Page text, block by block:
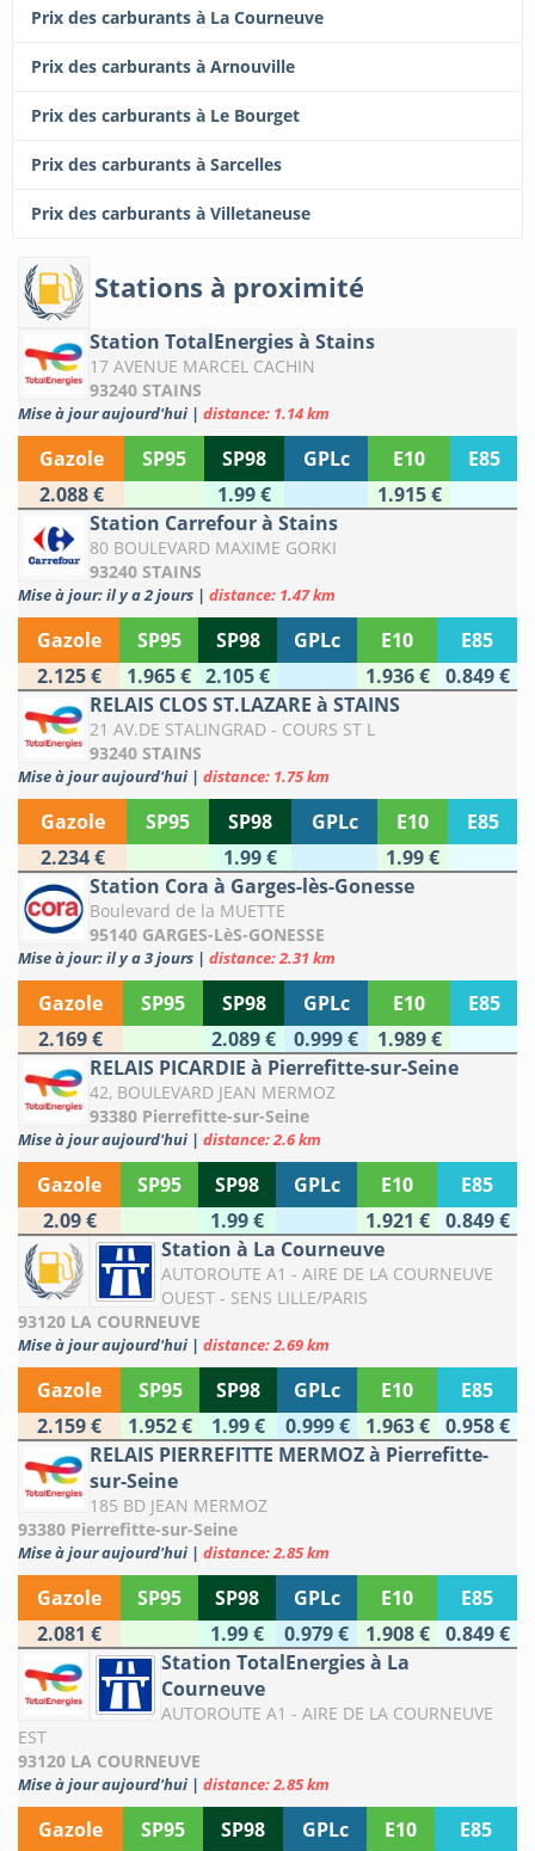
Prix des carburants à La Courneuve
Prix des carburants à Arnouville
Prix des carburants à Le Bourget
Prix des carburants à Sarcelles
Prix des carburants à Villetaneuse
Stations à proximité
Station TotalEnergies à Stains
17 AVENUE MARCEL CACHIN
93240 STAINS
Mise à jour aujourd'hui | distance: 1.14 km
Gazole SP95 SP98 GPLc E10
E85
2.088 €
1.99 €
1.915 €
Station Carrefour à Stains
80 BOULEVARD MAXIME GORKI
93240 STAINS
Mise à jour: il y a 2 jours | distance: 1.47 km
Gazole SP95 SP98 GPLc E10
E85
2.125 €
1.965 € 2.105 € 1.936 €
0.849 €
RELAIS CLOS ST.LAZARE à STAINS
21 AV.DE STALINGRAD - COURS ST L
93240 STAINS
Mise à jour aujourd'hui | distance: 1.75 km
Gazole SP95 SP98 GPLc E10
E85
2.234 €
1.99 €
1.99 €
Station Cora à Garges-lès-Gonesse
Boulevard de la MUETTE
95140 GARGES-LèS-GONESSE
Mise à jour: il y a 3 jours | distance: 2.31 km
Gazole SP95 SP98 GPLc E10
E85
2.169 €
2.089 € 0.999 €
1.989 €
RELAIS PICARDIE à Pierrefitte-sur-Seine
42, BOULEVARD JEAN MERMOZ
93380 Pierrefitte-sur-Seine
Mise à jour aujourd'hui | distance: 2.6 km
Gazole SP95 SP98 GPLc E10
E85
2.09 €
1.99 € 1.921 €
0.849 €
Station à La Courneuve
AUTOROUTE A1 - AIRE DE LA COURNEUVE
OUEST - SENS LILLE/PARIS
93120 LA COURNEUVE
Mise à jour aujourd'hui | distance: 2.69 km
Gazole SP95 SP98 GPLc E10
E85
2.159 €
1.952 € 1.99 € 0.999 € 1.963 €
0.958 €
RELAIS PIERREFITTE MERMOZ à Pierrefitte-
sur-Seine
185 BD JEAN MERMOZ
93380 Pierrefitte-sur-Seine
Mise à jour aujourd'hui | distance: 2.85 km
Gazole SP95 SP98 GPLc E10
E85
2.081 €
1.99 € 0.979 € 1.908 €
0.849 €
Station TotalEnergies à La
Courneuve
AUTOROUTE A1 - AIRE DE LA COURNEUVE
EST
93120 LA COURNEUVE
Mise à jour aujourd'hui | distance: 2.85 km
Gazole SP95 SP98 GPLc E10
E85